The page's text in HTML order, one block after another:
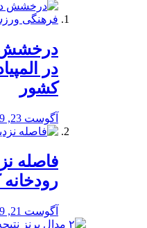
درخشش
در
کشور
آگوست 23, 2019
️فاصله
آگوست 21, 2019